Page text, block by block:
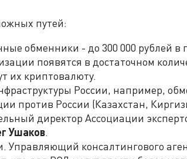
путей:
обменники - до 300 000 рублей в
появятся в достаточном
их криптовалюту.
России, например,
против России (Казахстан,
директор Ассоциации
Ушаков.
Управляющий консалтингового